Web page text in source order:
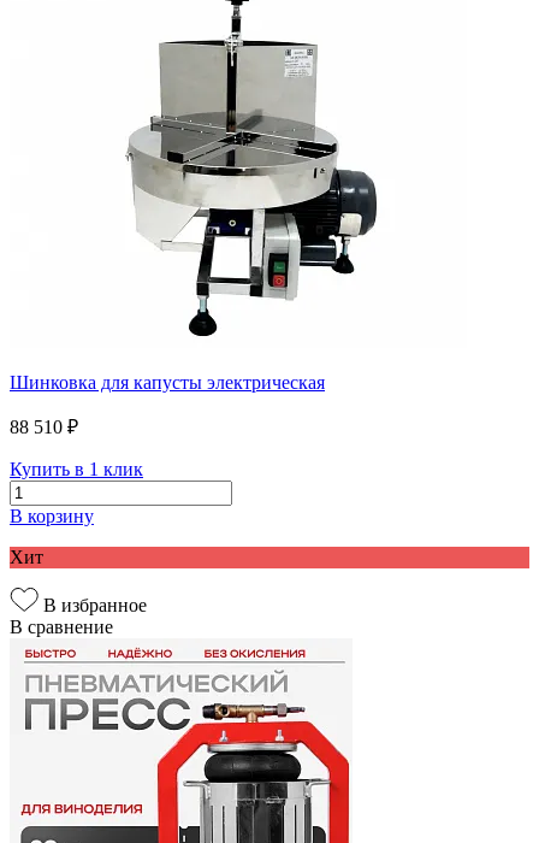
Шинковка для капусты электрическая
88 510 ₽
Купить в 1 клик
В корзину
Хит
В избранное
В сравнение